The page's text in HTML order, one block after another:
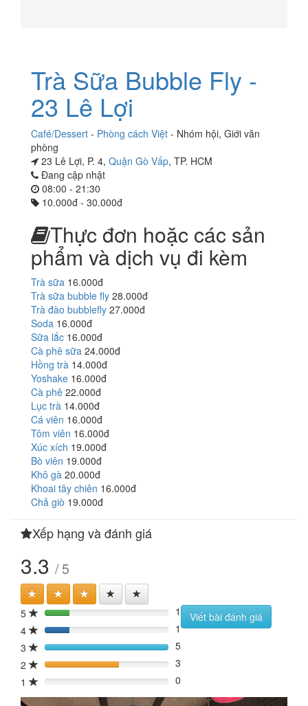
Trà Sữa Bubble Fly -
23 Lê Lợi
Café/Dessert - Phòng cách Việt - Nhóm hội, Giới văn
phòng
23 Lê Lợi, P. 4, Quận Gò Vấp, TP. HCM
Đang cập nhật
08:00 - 21:30
10.000đ - 30.000đ
Thực đơn hoặc các sản
phẩm và dịch vụ đi kèm
Trà sữa 16.000đ
Trà sữa bubble fly 28.000đ
Trà đào bubblefly 27.000đ
Soda 16.000đ
Sữa lắc 16.000đ
Cà phê sữa 24.000đ
Hồng trà 14.000đ
Yoshake 16.000đ
Cà phê 22.000đ
Lục trà 14.000đ
Cá viên 16.000đ
Tôm viên 16.000đ
Xúc xích 19.000đ
Bò viên 19.000đ
Khô gà 20.000đ
Khoai tây chiên 16.000đ
Chả giò 19.000đ
Xếp hạng và đánh giá
3.3 / 5
5 20%
1
4
20%
1
3
100%
5
2
60%
3
1
0% 0
Viết bài đánh giá